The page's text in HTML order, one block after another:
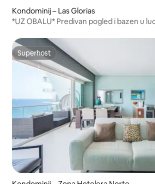
Kondominij – Las Glorias
*UZ OBALU* Predivan pogled i bazen u
Superhost
Superhost